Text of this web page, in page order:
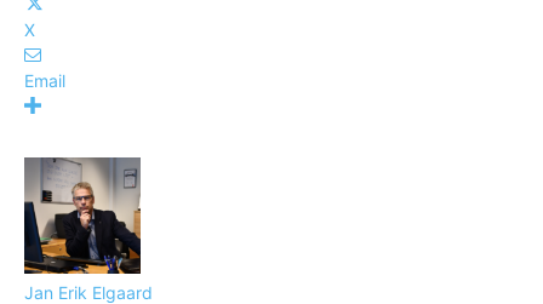
X
Email
Jan Erik Elgaard